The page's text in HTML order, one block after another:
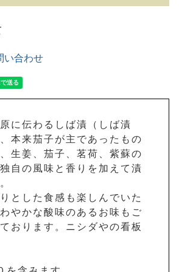
い合わせ
に伝わるしば漬（しば漬
本来茄子が主であったもの
生姜、茄子、茗荷、紫蘇の
自の風味と香りを加えて漬
とした食感も楽しんでいた
やかな酸味のあるお味もご
おります。ニシダやの看板